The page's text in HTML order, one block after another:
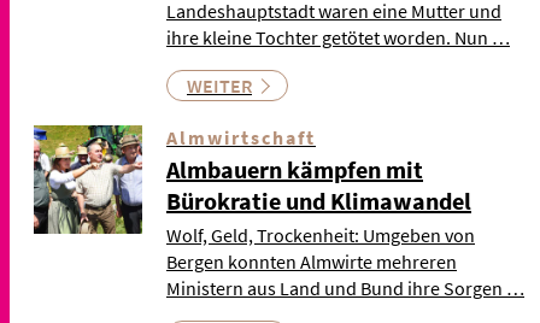
Landeshauptstadt waren eine Mutter und
ihre kleine Tochter getötet worden. Nun …
WEITER
Almwirtschaft
Almbauern kämpfen mit
Bürokratie und Klimawandel
Wolf, Geld, Trockenheit: Umgeben von
Bergen konnten Almwirte mehreren
Ministern aus Land und Bund ihre Sorgen …